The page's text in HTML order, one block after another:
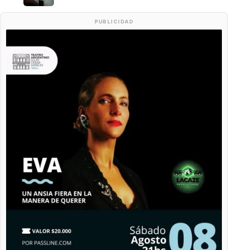
PUBLICIDAD